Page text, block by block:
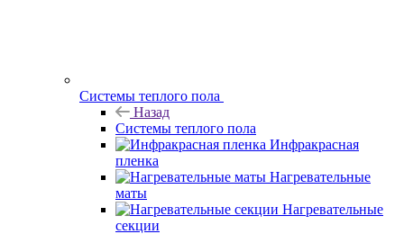
Системы теплого пола
Назад
Системы теплого пола
Инфракрасная
пленка
Нагревательные
маты
Нагревательные
секции